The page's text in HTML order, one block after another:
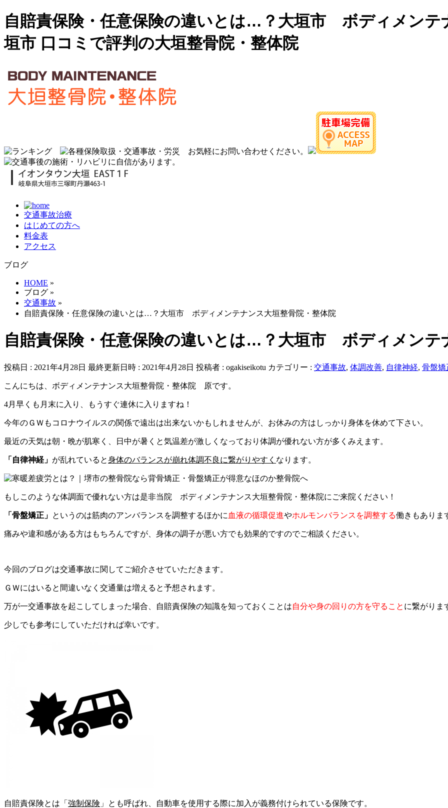
自賠責保険・任意保険の違いとは…？大垣市 ボディメンテ
垣市 口コミで評判の大垣整骨院・整体院
交通事故治療
はじめての方へ
料金表
アクセス
ブログ
HOME »
ブログ »
交通事故 »
自賠責保険・任意保険の違いとは…？大垣市 ボディメンテナンス大垣整骨院・整体院
自賠責保険・任意保険の違いとは…？大垣市 ボディメンテ
投稿日 : 2021年4月28日 最終更新日時 : 2021年4月28日 投稿者 : ogakiseikotu カテゴリー : 交通事故, 体調改善, 自律神経, 骨盤矯
こんにちは、ボディメンテナンス大垣整骨院・整体院 原です。
4月早くも月末に入り、もうすぐ連休に入りますね！
今年のＧＷもコロナウイルスの関係で遠出は出来ないかもしれませんが、お休みの方はしっかり身体を休めて下さい。
最近の天気は朝・晩が肌寒く、日中が暑くと気温差が激しくなっており体調が優れない方が多くみえます。
「自律神経」 が乱れていると身体のバランスが崩れ体調不良に繋がりやすく なります。
もしこのような体調面で優れない方は是非当院 ボディメンテナンス大垣整骨院・整体院にご来院ください！
「骨盤矯正」 というのは筋肉のアンバランスを調整するほかに 血液の循環促進やホルモンバランスを調整する働きもありま
痛みや違和感がある方はもちろんですが、身体の調子が悪い方でも効果的ですのでご相談ください。
今回のブログは交通事故に関してご紹介させていただきます。
ＧＷにはいると間違いなく交通量は増えると予想されます。
万が一交通事故を起こしてしまった場合、自賠責保険の知識を知っておくことは自分や身の回りの方を守ること に繋がりま
少しでも参考にしていただければ幸いです。
自賠責保険とは「 強制保険 」とも呼ばれ、自動車を使用する際に加入が義務付けられている保険です。